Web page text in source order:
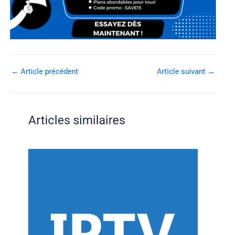
← Article précédent Article suivant →
Articles similaires